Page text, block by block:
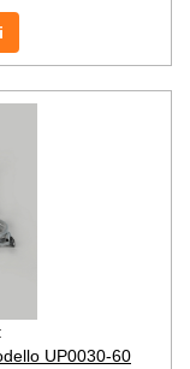
UP0030-60